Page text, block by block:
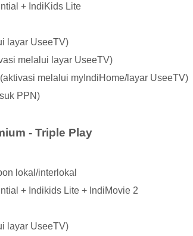
+ IndiKids Lite
layar UseeTV)
melalui layar UseeTV)
melalui myIndiHome/layar UseeTV)
PPN)
- Triple Play
lokal/interlokal
+ Indikids Lite + IndiMovie 2
layar UseeTV)